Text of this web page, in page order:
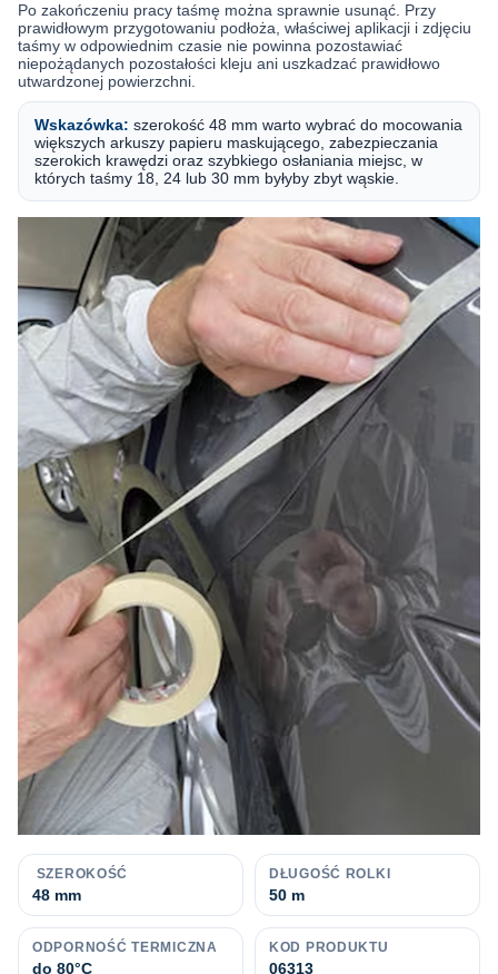
Po zakończeniu pracy taśmę można sprawnie usunąć. Przy
prawidłowym przygotowaniu podłoża, właściwej aplikacji i zdjęciu
taśmy w odpowiednim czasie nie powinna pozostawiać
niepożądanych pozostałości kleju ani uszkadzać prawidłowo
utwardzonej powierzchni.
Wskazówka: szerokość 48 mm warto wybrać do mocowania
większych arkuszy papieru maskującego, zabezpieczania
szerokich krawędzi oraz szybkiego osłaniania miejsc, w
których taśmy 18, 24 lub 30 mm byłyby zbyt wąskie.
SZEROKOŚĆ
48 mm
DŁUGOŚĆ ROLKI
50 m
ODPORNOŚĆ TERMICZNA
do 80°C
KOD PRODUKTU
06313